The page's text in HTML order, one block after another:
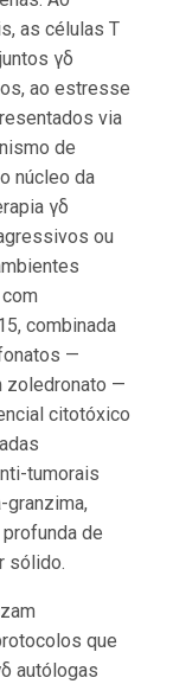
as células T
γδ
ao estresse
via
de
núcleo da
γδ
ou
combinada
—
zoledronato —
citotóxico
tumorais
granzima,
de
sólido.
que
autólogas